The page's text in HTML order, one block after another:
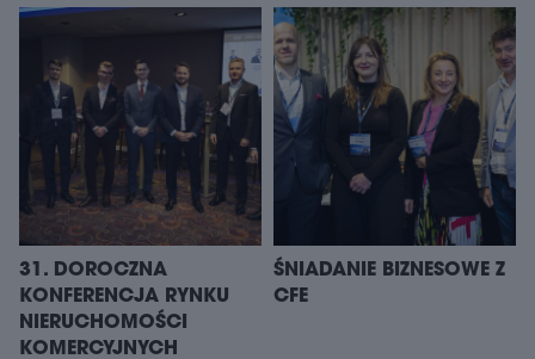
31. DOROCZNA
KONFERENCJA RYNKU
NIERUCHOMOŚCI
KOMERCYJNYCH
ŚNIADANIE BIZNESOWE Z
CFE